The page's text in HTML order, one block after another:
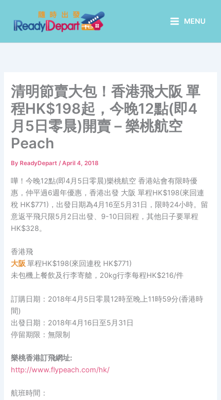
content
MENU
清明節賣大包！香港飛大阪 單
程HK$198起，今晚12點(即4
月5日零晨)開賣 – 樂桃航空
Peach
By ReadyDepart/April 4, 2018
嘩！今晚12點(即4月5日零晨)樂桃航空 香港站會有限時優
惠，仲平過6週年優惠，香港出發 大阪 單程HK$198(來回連
稅 HK$771)，出發日期為4月16至5月31日，限時24小時。留
意返平飛只限5月2日出發、9-10日回程，其他日子要單程
HK$328。
香港飛
大阪單程HK$198(來回連稅 HK$771)
未包機上餐飲及行李寄艙，20kg行李每程HK$216/件
訂購日期：2018年4月5日零晨12時至晚上11時59分(香港時
間)
出發日期：2018年4月16日至5月31日
停留期限：無限制
樂桃香港訂飛網址:
http://www.flypeach.com/hk/
航班時間：